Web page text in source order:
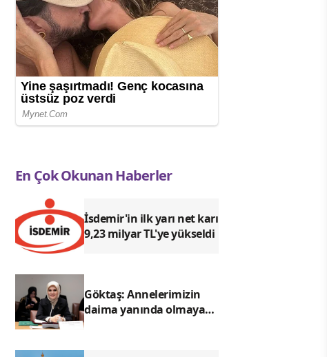
En Çok Okunan Haberler
İsdemir'in ilk yarı net karı
9,23 milyar TL'ye yükseldi
Göktaş: Annelerimizin
daima yanında olmaya